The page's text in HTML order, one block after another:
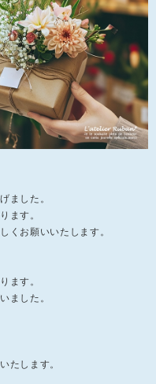
ました。
ます。
くお願いいたします。
ます。
ました。
たします。